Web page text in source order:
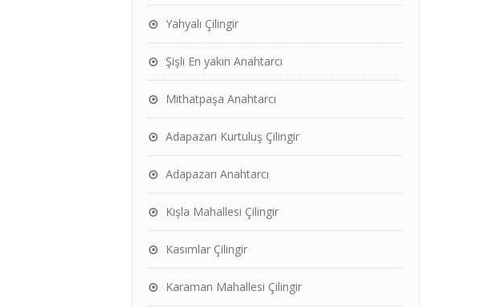
Yahyalı Çilingir
Şişli En yakın Anahtarcı
Mithatpaşa Anahtarcı
Adapazarı Kurtuluş Çilingir
Adapazarı Anahtarcı
Kışla Mahallesi Çilingir
Kasımlar Çilingir
Karaman Mahallesi Çilingir